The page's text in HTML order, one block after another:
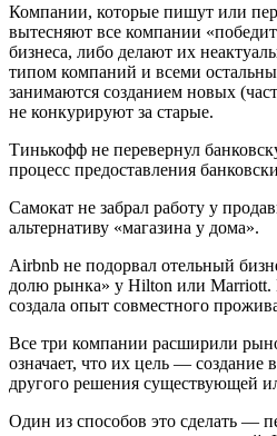
Компании, которые пишут или
вытесняют все компании
бизнеса, либо делают их
типом компаний и всеми
занимаются созданием новых
не конкурируют за старые.
Тинькофф не перевернул
процесс предоставления
Самокат не забрал работу у
альтернативу «магазина у дома».
Airbnb не подорвал отельный
долю рынка» у Hilton или Marriott.
создала опыт совместного
Все три компании расширили
означает, что их цель —
другого решения существующей
Один из способов это сделать —